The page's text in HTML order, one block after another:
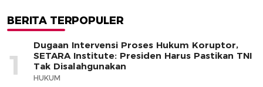
BERITA TERPOPULER
1
Dugaan Intervensi Proses Hukum Koruptor,
SETARA Institute: Presiden Harus Pastikan TNI
Tak Disalahgunakan
HUKUM